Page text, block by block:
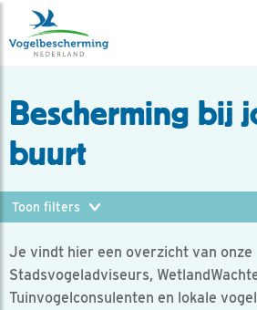
Bescherming bij
buurt
Je vindt hier een overzicht van onze
Stadsvogeladviseurs,
Tuinvogelconsulenten en lokale